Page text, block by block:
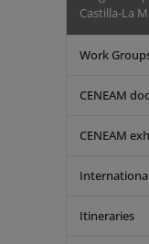
Castilla-La
Work
CENEAM
CENEAM
Itineraries